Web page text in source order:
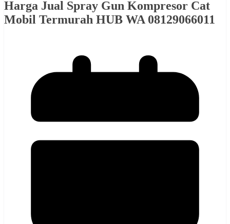
Harga Jual Spray Gun Kompresor Cat
Mobil Termurah HUB WA 08129066011